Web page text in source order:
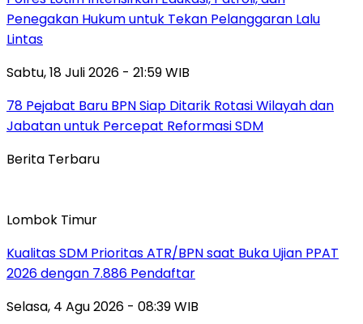
Penegakan Hukum untuk Tekan Pelanggaran Lalu
Lintas
Sabtu, 18 Juli 2026 - 21:59 WIB
78 Pejabat Baru BPN Siap Ditarik Rotasi Wilayah dan
Jabatan untuk Percepat Reformasi SDM
Berita Terbaru
Lombok Timur
Kualitas SDM Prioritas ATR/BPN saat Buka Ujian PPAT
2026 dengan 7.886 Pendaftar
Selasa, 4 Agu 2026 - 08:39 WIB